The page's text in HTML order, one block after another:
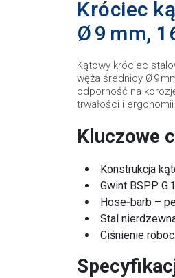
Króciec
Ø 9 mm,
Kątowy króciec
węża średnicy Ø 9
odporność na
trwałości i
Kluczowe
Konstrukcja
Gwint BSPP G
Hose‑barb –
Stal
Ciśnienie